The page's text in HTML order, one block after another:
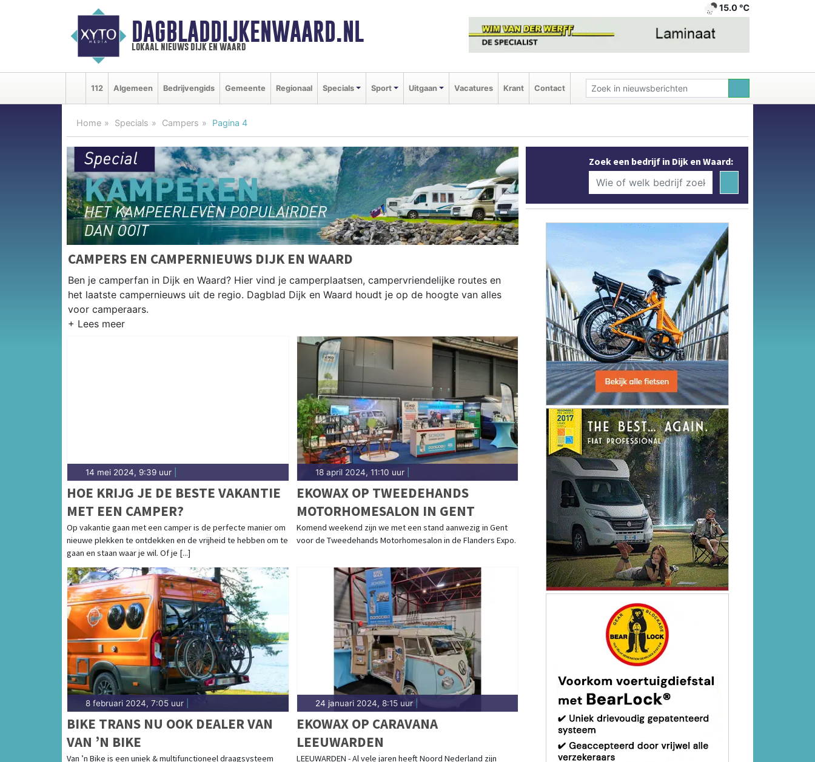
DAGBLADDIJKENWAARD.NL
lokaal nieuws dijk en waard
15.0 ℃
112 Algemeen Bedrijvengids Gemeente Regionaal Specials Sport Uitgaan Vacatures Krant Contact
Home Specials Campers Pagina 4
CAMPERS EN CAMPERNIEUWS DIJK EN WAARD
Ben je camperfan in Dijk en Waard? Hier vind je camperplaatsen, campervriendelijke routes en
het laatste campernieuws uit de regio. Dagblad Dijk en Waard houdt je op de hoogte van alles
voor camperaars.
14 mei 2024, 9:39 uur
HOE KRIJG JE DE BESTE VAKANTIE
MET EEN CAMPER?
Op vakantie gaan met een camper is de perfecte manier om
nieuwe plekken te ontdekken en de vrijheid te hebben om te
gaan en staan waar je wil. Of je [...]
18 april 2024, 11:10 uur|
EKOWAX OP TWEEDEHANDS
MOTORHOMESALON IN GENT
Komend weekend zijn we met een stand aanwezig in Gent
voor de Tweedehands Motorhomesalon in de Flanders Expo.
8 februari 2024, 7:05 uur
BIKE TRANS NU OOK DEALER VAN
VAN ’N BIKE
Van ’n Bike is een uniek & multifunctioneel draagsysteem
24 januari 2024, 8:15 uur|
EKOWAX OP CARAVANA
LEEUWARDEN
LEEUWARDEN - Al vele jaren heeft Noord Nederland zijn
Zoek een bedrijf in Dijk en Waard: